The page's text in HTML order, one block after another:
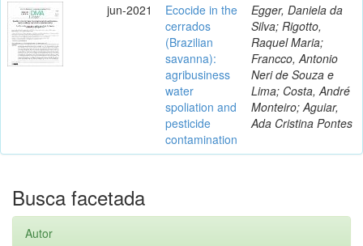
jun-2021
Ecocide in the
cerrados
(Brazilian
savanna):
agribusiness
water
spoliation and
pesticide
contamination
Egger, Daniela da
Silva; Rigotto,
Raquel Maria;
Francco, Antonio
Neri de Souza e
Lima; Costa, André
Monteiro; Aguiar,
Ada Cristina Pontes
Busca facetada
Autor